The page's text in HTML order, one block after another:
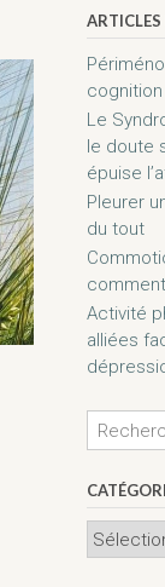
ARTICLES
cognition
Le
le doute
épuise
Pleurer
du tout
Activité
alliées